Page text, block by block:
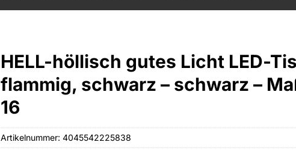
HELL-höllisch gutes Licht LED-
flammig, schwarz – schwarz –
16
Artikelnummer: 4045542225838